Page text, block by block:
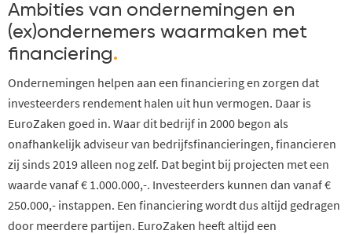
Ambities van ondernemingen en
(ex)ondernemers waarmaken met
financiering.
Ondernemingen helpen aan een financiering en zorgen dat
investeerders rendement halen uit hun vermogen. Daar is
EuroZaken goed in. Waar dit bedrijf in 2000 begon als
onafhankelijk adviseur van bedrijfsfinancieringen, financieren
zij sinds 2019 alleen nog zelf. Dat begint bij projecten met een
waarde vanaf € 1.000.000,-. Investeerders kunnen dan vanaf €
250.000,- instappen. Een financiering wordt dus altijd gedragen
door meerdere partijen. EuroZaken heeft altijd een